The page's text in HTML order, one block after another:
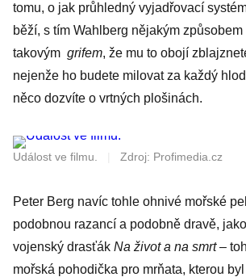
tomu, o jak průhledný vyjadřovací
běží, s tím Wahlberg nějakým
takovým grifem, že mu to obojí
nejenže ho budete milovat za každý
něco dozvíte o vrtných plošinách.
Událost ve filmu. Zdroj: Profimedia.cz
Peter Berg navíc tohle ohnivé mořské
podobnou razancí a podobně dravě,
vojenský drasťák Na život a na smrt–
mořská pohodička pro mrňata, kterou